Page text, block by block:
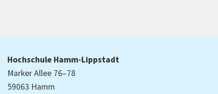
Hochschule Hamm-Lippstadt
Marker Allee 76–78
59063 Hamm